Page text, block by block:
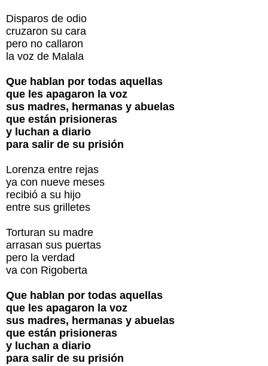
Disparos de odio
cruzaron su cara
pero no callaron
la voz de Malala
Que hablan por todas aquellas
que les apagaron la voz
sus madres, hermanas y abuelas
que están prisioneras
y luchan a diario
para salir de su prisión
Lorenza entre rejas
ya con nueve meses
recibió a su hijo
entre sus grilletes
Torturan su madre
arrasan sus puertas
pero la verdad
va con Rigoberta
Que hablan por todas aquellas
que les apagaron la voz
sus madres, hermanas y abuelas
que están prisioneras
y luchan a diario
para salir de su prisión